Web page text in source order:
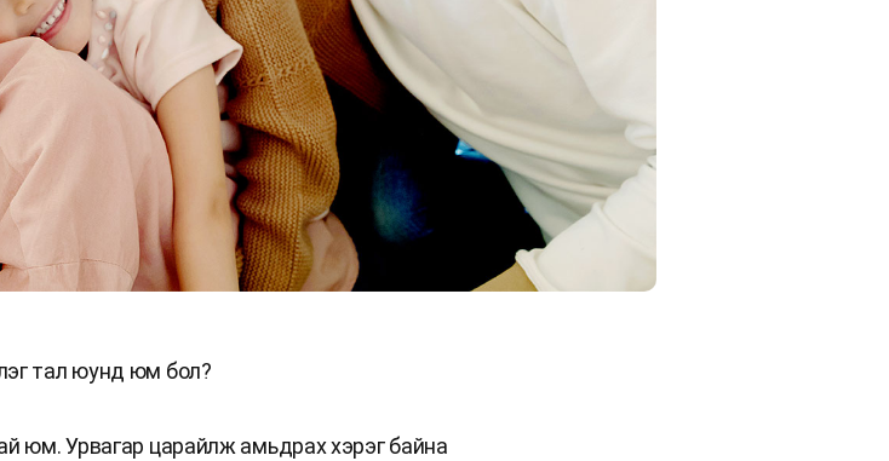
тал юунд юм бол?
юм. Урвагар царайлж амьдрах хэрэг байна